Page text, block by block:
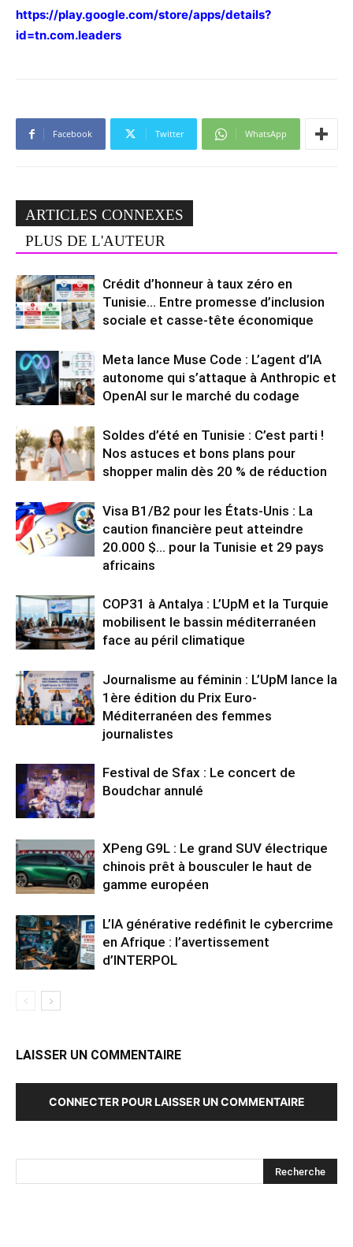
https://play.google.com/store/apps/details?
id=tn.com.leaders
Facebook Twitter WhatsApp
ARTICLES CONNEXES
PLUS DE L'AUTEUR
Crédit d’honneur à taux zéro en
Tunisie… Entre promesse d’inclusion
sociale et casse-tête économique
Meta lance Muse Code : L’agent d’IA
autonome qui s’attaque à Anthropic et
OpenAI sur le marché du codage
Soldes d’été en Tunisie : C’est parti !
Nos astuces et bons plans pour
shopper malin dès 20 % de réduction
Visa B1/B2 pour les États-Unis : La
caution financière peut atteindre
20.000 $… pour la Tunisie et 29 pays
africains
COP31 à Antalya : L’UpM et la Turquie
mobilisent le bassin méditerranéen
face au péril climatique
Journalisme au féminin : L’UpM lance la
1ère édition du Prix Euro-
Méditerranéen des femmes
journalistes
Festival de Sfax : Le concert de
Boudchar annulé
XPeng G9L : Le grand SUV électrique
chinois prêt à bousculer le haut de
gamme européen
L’IA générative redéfinit le cybercrime
en Afrique : l’avertissement
d’INTERPOL
LAISSER UN COMMENTAIRE
CONNECTER POUR LAISSER UN COMMENTAIRE